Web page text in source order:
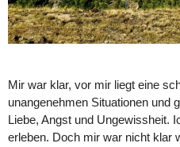
Mir war klar, vor mir liegt eine
unangenehmen Situationen und
Liebe, Angst und Ungewissheit.
erleben. Doch mir war nicht klar